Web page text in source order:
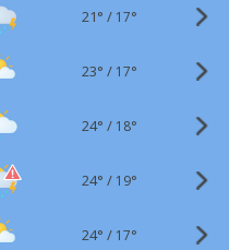
21° / 17°
23° / 17°
24° / 18°
24° / 19°
24° / 17°